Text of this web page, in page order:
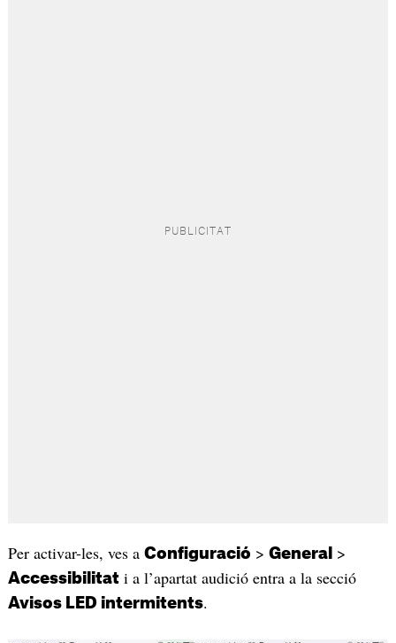
Per activar-les, ves a Configuració > General >
Accessibilitati a l’apartat audició entra a la secció
Avisos LED intermitents.